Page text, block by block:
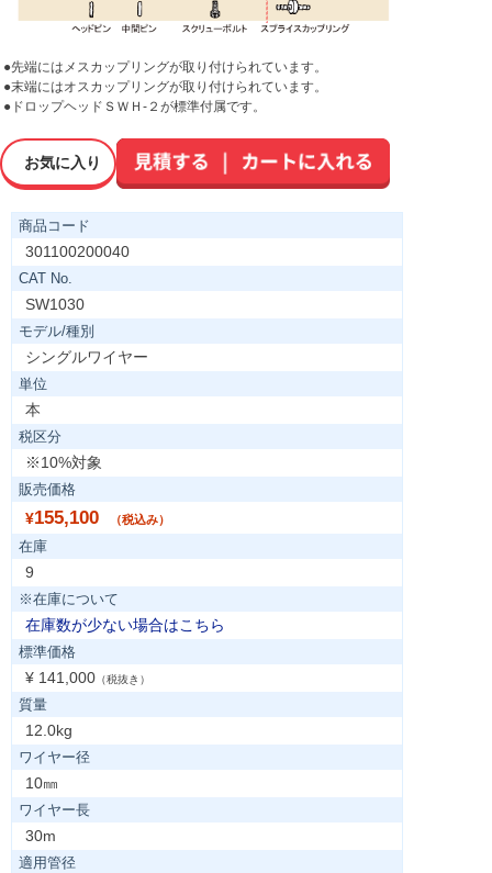
●先端にはメスカップリングが取り付けられています。
●末端にはオスカップリングが取り付けられています。
●ドロップヘッドＳＷＨ-２が標準付属です。
お気に入り
商品コード
301100200040
CAT No.
SW1030
モデル/種別
シングルワイヤー
単位
本
税区分
※10%対象
販売価格
¥155,100 （税込み）
在庫
9
※在庫について
在庫数が少ない場合はこちら
標準価格
¥ 141,000 （税抜き）
質量
12.0kg
ワイヤー径
10㎜
ワイヤー長
30m
適用管径